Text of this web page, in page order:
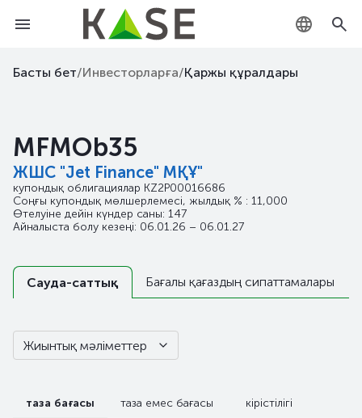
KZ
Басты бет/Инвесторларға/Қаржы құралдары
MFMOb35
ЖШС "Jet Finance" МҚҰ"
купондық облигациялар KZ2P00016686
Соңғы купондық мөлшерлемесі, жылдық % : 11,000
Өтелуіне дейін күндер саны: 147
Айналыста болу кезеңі: 06.01.26 – 06.01.27
Сауда-саттық Бағалы қағаздың сипаттамалары
Жиынтық мәліметтер
таза бағасы таза емес бағасы кірістілігі